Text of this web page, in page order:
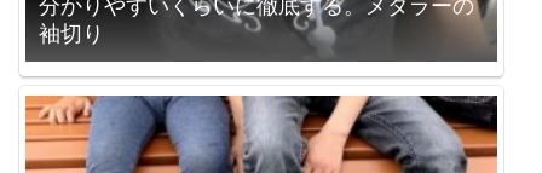
分かりやすいくらいに徹底する。メタラーの
袖切り